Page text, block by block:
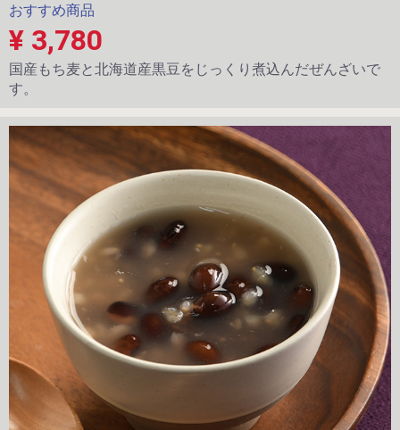
おすすめ商品
¥ 3,780
国産もち麦と北海道産黒豆をじっくり煮込んだぜんざいで
す。